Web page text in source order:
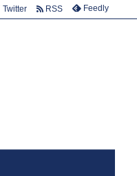
Twitter RSS Feedly